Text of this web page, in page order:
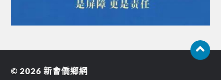
© 2026新會僑鄉網